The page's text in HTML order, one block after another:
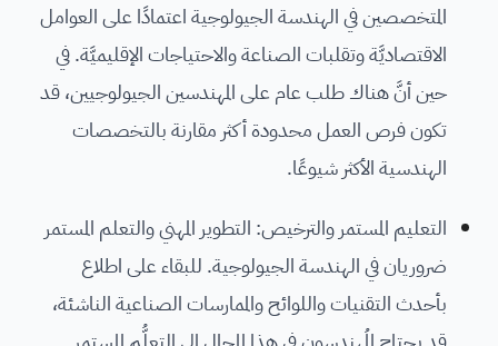
المتخصصين في الهندسة الجيولوجية اعتمادًا على العوامل
الاقتصاديَّة وتقلبات الصناعة والاحتياجات الإقليميَّة. في
حين أنَّ هناك طلب عام على المهندسين الجيولوجيين، قد
تكون فرص العمل محدودة أكثر مقارنة بالتخصصات
الهندسية الأكثر شيوعًا.
التعليم المستمر والترخيص: التطوير المهني والتعلم المستمر
ضروريان في الهندسة الجيولوجية. للبقاء على اطلاع
بأحدث التقنيات واللوائح والممارسات الصناعية الناشئة،